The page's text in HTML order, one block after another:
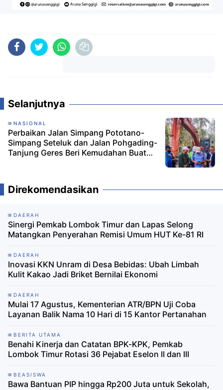
Selanjutnya
NASIONAL
Perbaikan Jalan Simpang Pototano-
Simpang Seteluk dan Jalan Pohgading-
Tanjung Geres Beri Kemudahan Buat
Direkomendasikan
DAERAH
Sinergi Pemkab Lombok Timur dan Lapas Selong
Matangkan Penyerahan Remisi Umum HUT Ke-81 RI
DAERAH
Inovasi KKN Unram di Desa Bebidas: Ubah Limbah
Kulit Kakao Jadi Briket Bernilai Ekonomi
DAERAH
Mulai 17 Agustus, Kementerian ATR/BPN Uji Coba
Layanan Balik Nama 10 Hari di 15 Kantor Pertanahan
BERITA UTAMA
Benahi Kinerja dan Catatan BPK-KPK, Pemkab
Lombok Timur Rotasi 36 Pejabat Eselon II dan III
BEASISWA
Bawa Bantuan PIP hingga Rp200 Juta untuk Sekolah,